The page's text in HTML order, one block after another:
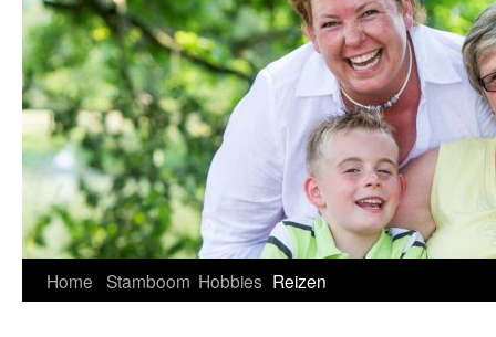
Home Stamboom Hobbies Reizen